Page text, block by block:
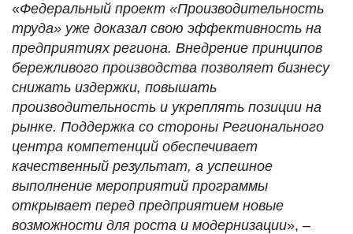
«Федеральный проект «Производительность
труда» уже доказал свою эффективность на
предприятиях региона. Внедрение принципов
бережливого производства позволяет бизнесу
снижать издержки, повышать
производительность и укреплять позиции на
рынке. Поддержка со стороны Регионального
центра компетенций обеспечивает
качественный результат, а успешное
выполнение мероприятий программы
открывает перед предприятием новые
возможности для роста и модернизации», –